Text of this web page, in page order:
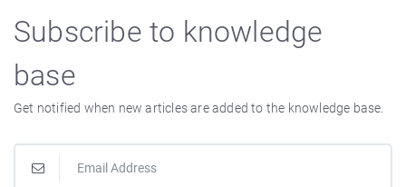
Subscribe to knowledge
base
Get notified when new articles are added to the knowledge base.